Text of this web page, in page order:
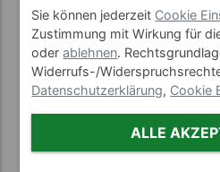
Sie können jederzeit Cookie
Zustimmung mit Wirkung für
oderablehnen.
Widerrufs-/
Datenschutzerklärung, Cookie
ALLE